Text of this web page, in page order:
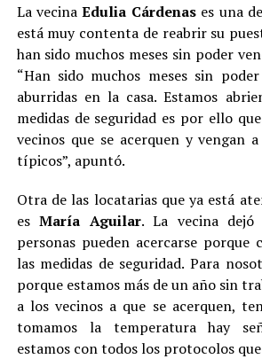
La vecinaEdulia Cárdenases una
está muy contenta de reabrir su
han sido muchos meses sin poder
“Han sido muchos meses sin
aburridas en la casa. Estamos
medidas de seguridad es por ello
vecinos que se acerquen y vengan
típicos”, apuntó.
Otra de las locatarias que ya está
esMaría Aguilar. La vecina
personas pueden acercarse porque
las medidas de seguridad. Para
porque estamos más de un año sin
a los vecinos a que se acerquen,
tomamos la temperatura hay
estamos con todos los protocolos que